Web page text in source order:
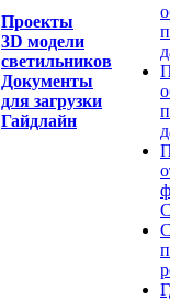
Проекты
3D модели
светильников
Документы
для загрузки
Гайдлайн